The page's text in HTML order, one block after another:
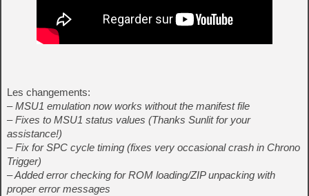
Les changements:
– MSU1 emulation now works without the manifest file
– Fixes to MSU1 status values (Thanks Sunlit for your
assistance!)
– Fix for SPC cycle timing (fixes very occasional crash in Chrono
Trigger)
– Added error checking for ROM loading/ZIP unpacking with
proper error messages